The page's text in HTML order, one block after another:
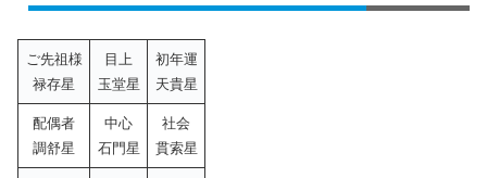
ご先祖様
禄存星
目上
玉堂星
初年運
天貴星
配偶者
調舒星
中心
石門星
社会
貫索星